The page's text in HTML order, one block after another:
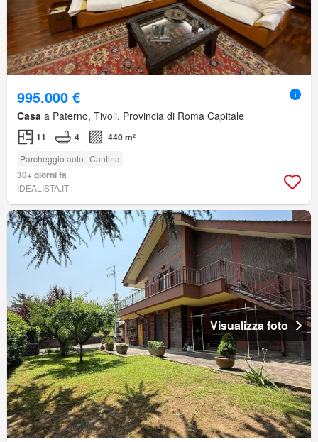
995.000 €
Casa a Paterno, Tivoli, Provincia di Roma Capitale
11 4 440 m²
Parcheggio auto Cantina
30+ giorni fa
IDEALISTA.IT
Visualizza foto